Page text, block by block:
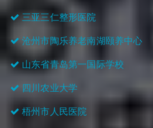
三亚三仁整形医院
沧州市陶乐养老南湖颐养中心
山东省青岛第一国际学校
四川农业大学
梧州市人民医院